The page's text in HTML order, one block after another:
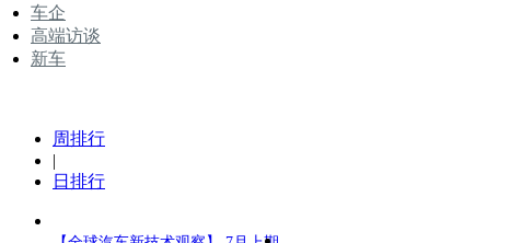
车企
高端访谈
新车
周排行
|
日排行